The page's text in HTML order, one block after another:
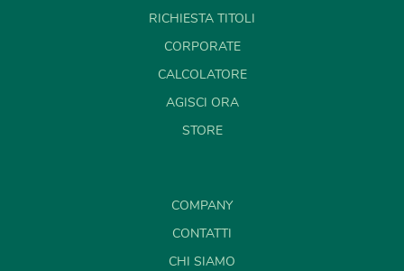
RICHIESTA TITOLI
CORPORATE
CALCOLATORE
AGISCI ORA
STORE
COMPANY
CONTATTI
CHI SIAMO